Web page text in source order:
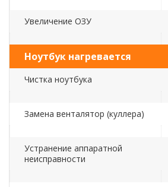
Увеличение ОЗУ
Ноутбук нагревается
Чистка ноутбука
Замена венталятор (куллера)
Устранение аппаратной
неисправности